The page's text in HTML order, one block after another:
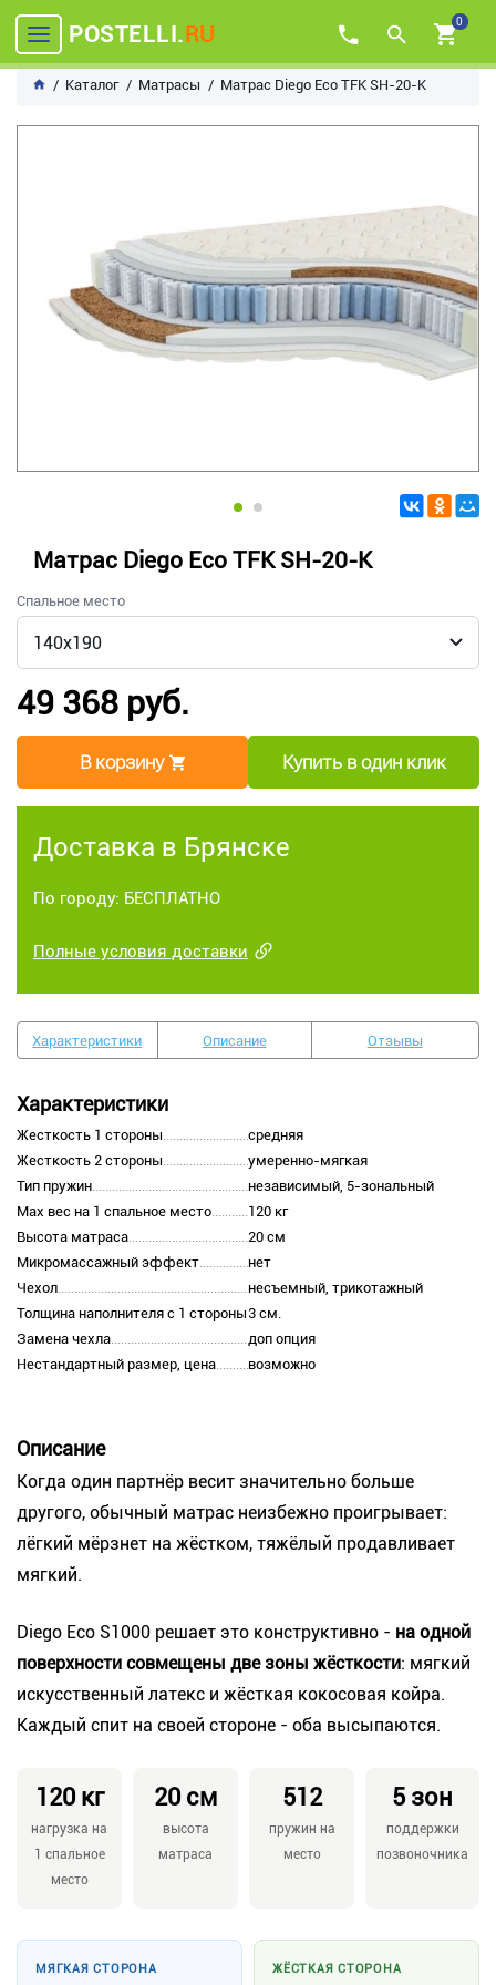
POSTELLI.RU 0
Каталог Матрасы Матрас Diego Eco TFK SH-20-K
Матрас Diego Eco TFK SH-20-K
Спальное место
49 368 руб.
В корзину Купить в один клик
Доставка в Брянске
По городу: БЕСПЛАТНО
Полные условия доставки
Характеристики Описание Отзывы
Характеристики
Жесткость 1 стороны
средняя
Жесткость 2 стороны
умеренно-мягкая
Тип пружин
независимый, 5-зональный
Max вес на 1 спальное место
120 кг
Высота матраса
20 см
Микромассажный эффект
нет
Чехол
несъемный, трикотажный
Толщина наполнителя с 1 стороны3 см.
Замена чехла
доп опция
Нестандартный размер, цена
возможно
Описание
Когда один партнёр весит значительно больше
другого, обычный матрас неизбежно проигрывает:
лёгкий мёрзнет на жёстком, тяжёлый продавливает
мягкий.
Diego Eco S1000 решает это конструктивно - на одной
поверхности совмещены две зоны жёсткости: мягкий
искусственный латекс и жёсткая кокосовая койра.
Каждый спит на своей стороне - оба высыпаются.
120 кг
нагрузка на
1 спальное
место
20 см
высота
матраса
512
пружин на
место
5 зон
поддержки
позвоночника
МЯГКАЯ СТОРОНА ЖЁСТКАЯ СТОРОНА